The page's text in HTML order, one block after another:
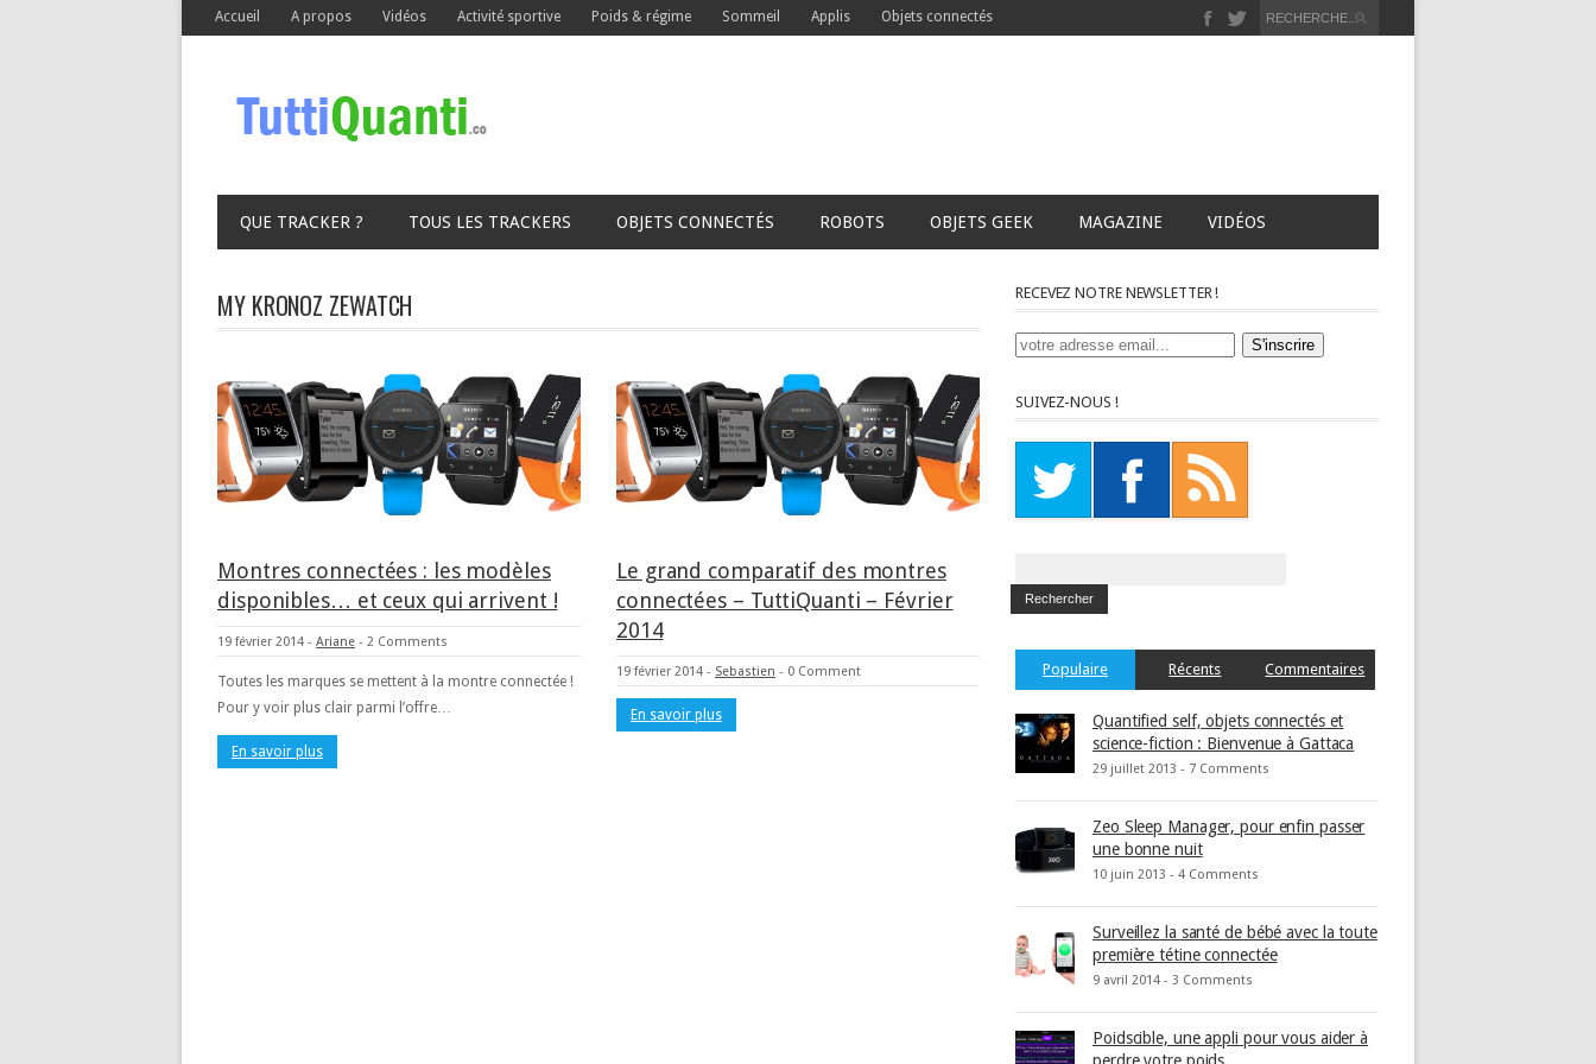
Accueil A propos Vidéos Activité sportive Poids & régime Sommeil Applis Objets connectés
QUE TRACKER ? TOUS LES TRACKERS OBJETS CONNECTÉS ROBOTS OBJETS GEEK MAGAZINE VIDÉOS
MY KRONOZ ZEWATCH
Montres connectées : les modèles
disponibles… et ceux qui arrivent !
19 février 2014 - Ariane - 2 Comments
Toutes les marques se mettent à la montre connectée !
Pour y voir plus clair parmi l’offre…
En savoir plus
Le grand comparatif des montres
connectées – TuttiQuanti – Février
2014
19 février 2014 - Sebastien - 0 Comment
En savoir plus
RECEVEZ NOTRE NEWSLETTER !
SUIVEZ-NOUS !
Populaire Récents Commentaires
Quantified self, objets connectés et
science-fiction : Bienvenue à Gattaca
29 juillet 2013 - 7 Comments
Zeo Sleep Manager, pour enfin passer
une bonne nuit
10 juin 2013 - 4 Comments
Surveillez la santé de bébé avec la toute
première tétine connectée
9 avril 2014 - 3 Comments
Poidscible, une appli pour vous aider à
perdre votre poids